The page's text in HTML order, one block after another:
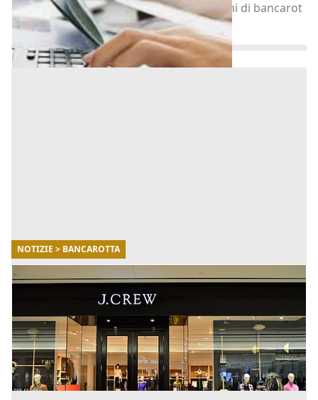
dell'insolvenza per contrastare i fenomeni di bancarot
[...]
NOTIZIE > BANCAROTTA
05/05/2020
Bancarotta da coronavirus per J Crew, la
griffe amata da Michelle Obama
Si sgretola sotto i colpi della pandemia globale uno
degli imperi storici dell'abbigliamento stellestrisce [...]